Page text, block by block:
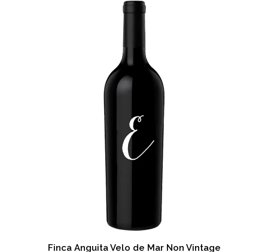
Finca Anguita Velo de Mar Non Vintage